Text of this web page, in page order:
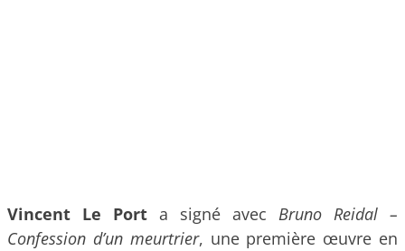
Vincent Le Port a signé avec Bruno Reidal –
Confession d’un meurtrier, une première œuvre en